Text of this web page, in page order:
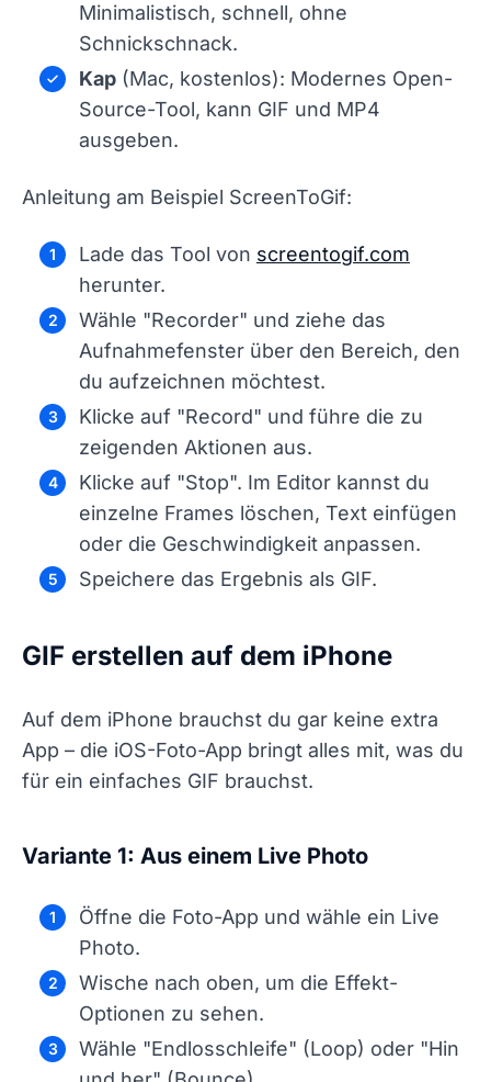
Minimalistisch, schnell, ohne
Schnickschnack.
Kap (Mac, kostenlos): Modernes Open-
Source-Tool, kann GIF und MP4
ausgeben.
Anleitung am Beispiel ScreenToGif:
Lade das Tool von screentogif.com
herunter.
Wähle "Recorder" und ziehe das
Aufnahmefenster über den Bereich, den
du aufzeichnen möchtest.
Klicke auf "Record" und führe die zu
zeigenden Aktionen aus.
Klicke auf "Stop". Im Editor kannst du
einzelne Frames löschen, Text einfügen
oder die Geschwindigkeit anpassen.
Speichere das Ergebnis als GIF.
GIF erstellen auf dem iPhone
Auf dem iPhone brauchst du gar keine extra
App – die iOS-Foto-App bringt alles mit, was du
für ein einfaches GIF brauchst.
Variante 1: Aus einem Live Photo
Öffne die Foto-App und wähle ein Live
Photo.
Wische nach oben, um die Effekt-
Optionen zu sehen.
Wähle "Endlosschleife" (Loop) oder "Hin